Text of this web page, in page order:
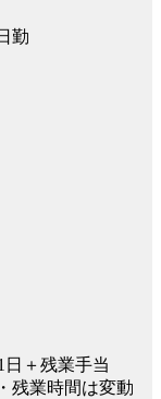
勤
＋残業手当
残業時間は変動